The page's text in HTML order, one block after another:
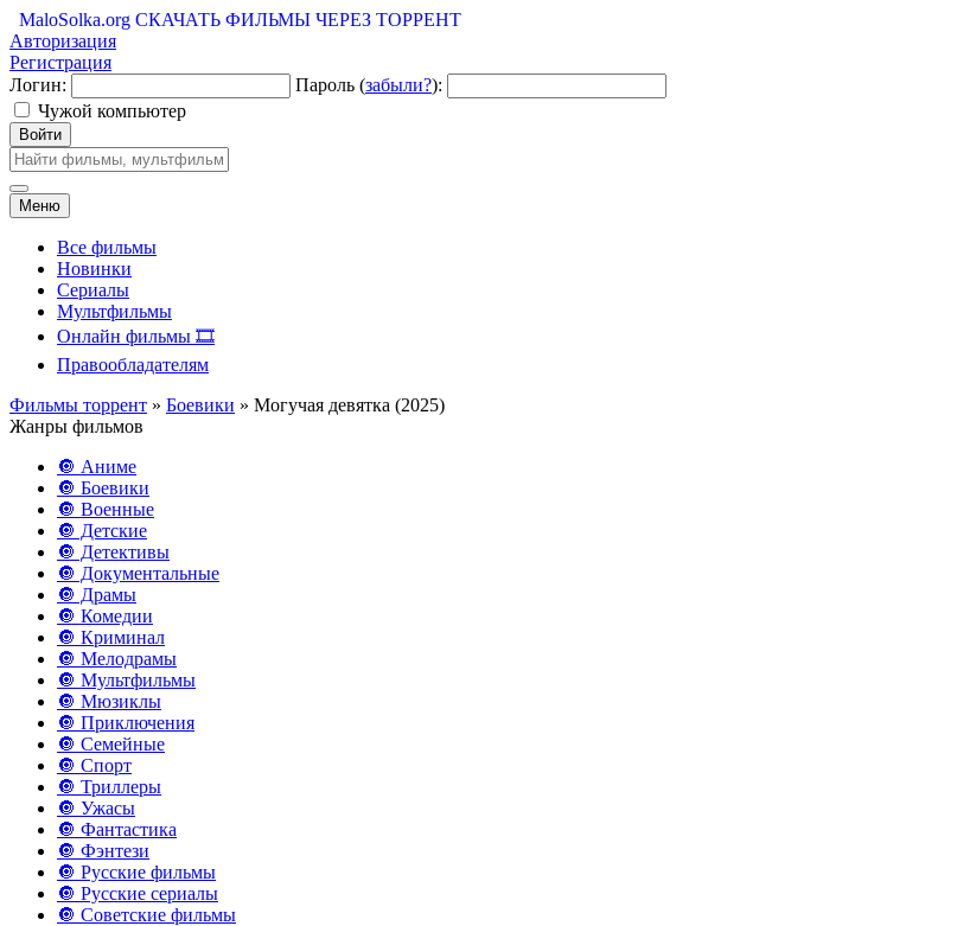
MaloSolka.org СКАЧАТЬ ФИЛЬМЫ ЧЕРЕЗ ТОРРЕНТ
Авторизация
Регистрация
Логин:
Пароль (забыли?):
Чужой компьютер
Войти
Меню
Все фильмы
Новинки
Сериалы
Мультфильмы
Онлайн фильмы 🎞️
Правообладателям
Фильмы торрент » Боевики » Могучая девятка (2025)
Жанры фильмов
🔘 Аниме
🔘 Боевики
🔘 Военные
🔘 Детские
🔘 Детективы
🔘 Документальные
🔘 Драмы
🔘 Комедии
🔘 Криминал
🔘 Мелодрамы
🔘 Мультфильмы
🔘 Мюзиклы
🔘 Приключения
🔘 Семейные
🔘 Спорт
🔘 Триллеры
🔘 Ужасы
🔘 Фантастика
🔘 Фэнтези
🔘 Русские фильмы
🔘 Русские сериалы
🔘 Советские фильмы